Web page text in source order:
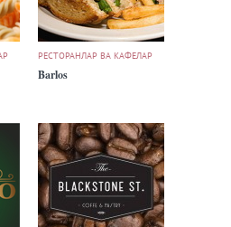
РЕСТОРАНЛАР ВА КАФЕЛАР
Barlos